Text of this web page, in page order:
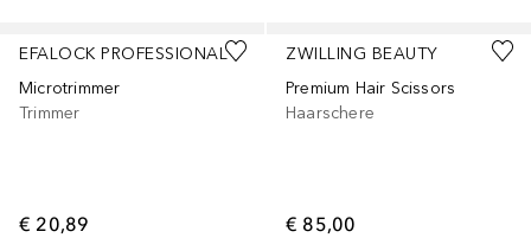
EFALOCK PROFESSIONAL
Microtrimmer
Trimmer
€ 20,89
ZWILLING BEAUTY
Premium Hair Scissors
Haarschere
€ 85,00